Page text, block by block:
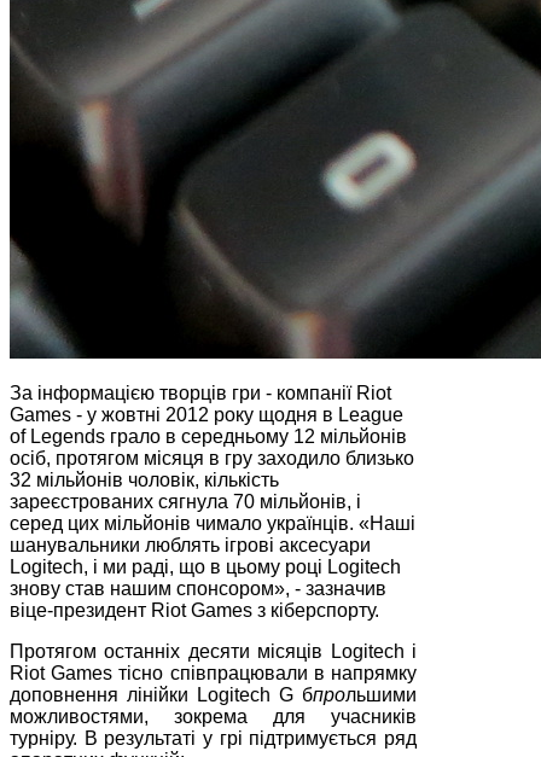
За інформацією творців гри - компанії Riot
Games - у жовтні 2012 року щодня в League
of Legends грало в середньому 12 мільйонів
осіб, протягом місяця в гру заходило близько
32 мільйонів чоловік, кількість
зареєстрованих сягнула 70 мільйонів, і
серед цих мільйонів чимало українців. «Наші
шанувальники люблять ігрові аксесуари
Logitech, і ми раді, що в цьому році Logitech
знову став нашим спонсором», - зазначив
віце-президент Riot Games з кіберспорту.
Протягом останніх десяти місяців Logitech і
Riot Games тісно співпрацювали в напрямку
доповнення лінійки Logitech G бпрольшими
можливостями, зокрема для учасників
турніру. В результаті у грі підтримується ряд